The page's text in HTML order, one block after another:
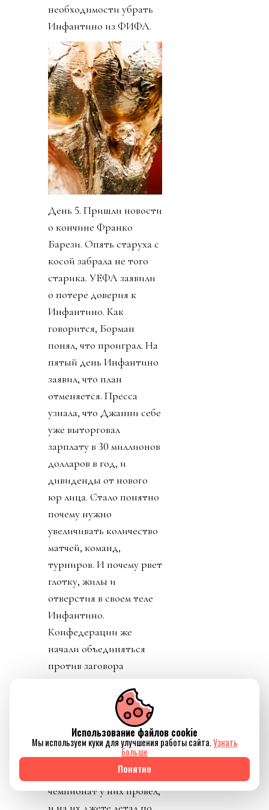
необходимости убрать
Инфантино из ФИФА.
День 5. Пришли новости
о кончине Франко
Барези. Опять старуха с
косой забрала не того
старика. УЕФА заявили
о потере доверия к
Инфантино. Как
говорится, Борман
понял, что проиграл. На
пятый день Инфантино
заявил, что план
отменяется. Пресса
узнала, что Джанни себе
уже выторговал
зарплату в 30 миллионов
долларов в год, и
дивиденды от нового
юр лица. Стало понятно
почему нужно
увеличивать количество
матчей, команд,
турниров. И почему рвет
глотку, жилы и
отверстия в своем теле
Инфантино.
Конфедерации же
начали объединяться
против заговора
День 6. В субботу было
тихо. Только Катар
заявил о своей
поддержке Инфантино.
Напомню, шеф ФИФА и
чемпионат у них провел,
Использование файлов cookie
Мы используем куки для улучшения работы сайта.Узнать
больше
Понятно